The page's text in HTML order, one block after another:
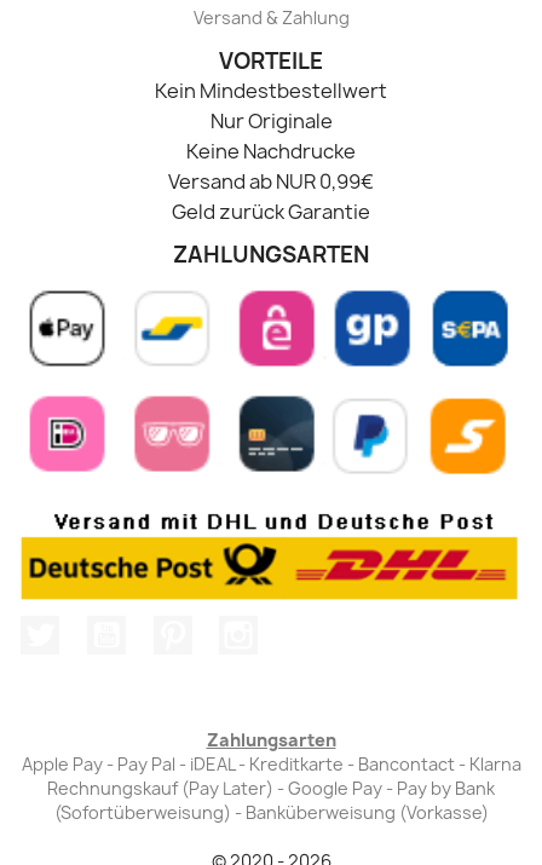
Versand & Zahlung
VORTEILE
Kein Mindestbestellwert
Nur Originale
Keine Nachdrucke
Versand ab NUR 0,99€
Geld zurück Garantie
ZAHLUNGSARTEN
Zahlungsarten
Apple Pay - Pay Pal - iDEAL - Kreditkarte - Bancontact - Klarna
Rechnungskauf (Pay Later) - Google Pay - Pay by Bank
(Sofortüberweisung) - Banküberweisung (Vorkasse)